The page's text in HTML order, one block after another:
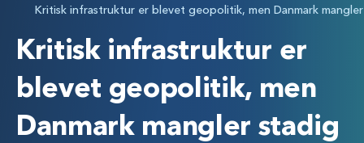
Kritisk infrastruktur er blevet geopolitik, men Danmark
Kritisk infrastruktur er
blevet geopolitik, men
Danmark mangler stadig